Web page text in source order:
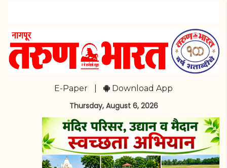
E-Paper Download App
Thursday, August 6, 2026